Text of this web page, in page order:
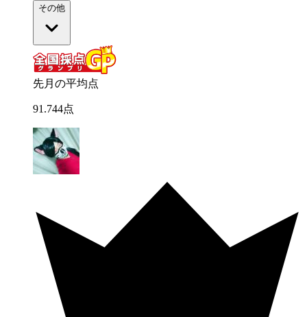
その他
先月の平均点
91 .744点